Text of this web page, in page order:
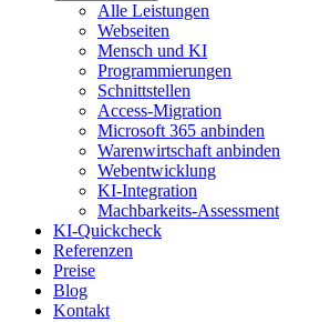
Alle Leistungen
Webseiten
Mensch und KI
Programmierungen
Schnittstellen
Access-Migration
Microsoft 365 anbinden
Warenwirtschaft anbinden
Webentwicklung
KI-Integration
Machbarkeits-Assessment
KI-Quickcheck
Referenzen
Preise
Blog
Kontakt